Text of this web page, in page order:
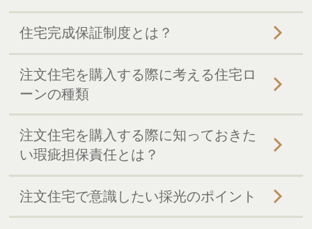
住宅完成保証制度とは？
注文住宅を購入する際に考える住宅ロ
ーンの種類
注文住宅を購入する際に知っておきた
い瑕疵担保責任とは？
注文住宅で意識したい採光のポイント